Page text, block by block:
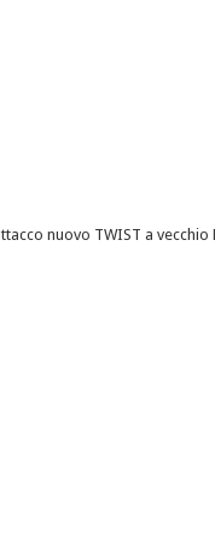
nuovo TWIST a vecchio